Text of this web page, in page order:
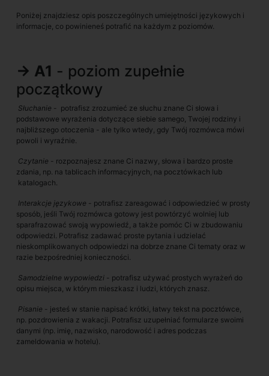
Poniżej znajdziesz opis poszczególnych umiejętności językowych i
informacje, co powinieneś potrafić na każdym z poziomów.
→ A1 - poziom zupełnie
początkowy
Słuchanie - potrafisz zrozumieć ze słuchu znane Ci słowa i
podstawowe wyrażenia dotyczące siebie samego, Twojej rodziny i
najbliższego otoczenia - ale tylko wtedy, gdy Twój rozmówca mówi
powoli i wyraźnie.
Czytanie - rozpoznajesz znane Ci nazwy, słowa i bardzo proste
zdania, np. na tablicach informacyjnych, na pocztówkach lub
katalogach.
Interakcje językowe - potrafisz zareagować i odpowiedzieć w prosty
sposób, jeśli Twój rozmówca gotowy jest powtórzyć wolniej lub
sparafrazować swoją wypowiedź, a także pomóc Ci w zbudowaniu
odpowiedzi. Potrafisz zadawać proste pytania i udzielać
nieskomplikowanych odpowiedzi na dobrze znane Ci tematy oraz w
razie bezpośredniej konieczności.
Samodzielne wypowiedzi - potrafisz używać prostych wyrażeń do
opisu miejsca, w którym mieszkasz i ludzi, których znasz.
Pisanie - jesteś w stanie napisać krótki, łatwy tekst na pocztówce,
np. pozdrowienia z wakacji. Potrafisz uzupełniać formularze swoimi
danymi (np. imię, nazwisko, narodowość i adres podczas
zameldowania w hotelu).